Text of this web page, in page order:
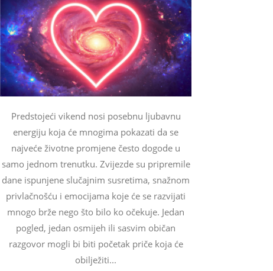
Predstojeći vikend nosi posebnu ljubavnu
energiju koja će mnogima pokazati da se
najveće životne promjene često dogode u
samo jednom trenutku. Zvijezde su pripremile
dane ispunjene slučajnim susretima, snažnom
privlačnošću i emocijama koje će se razvijati
mnogo brže nego što bilo ko očekuje. Jedan
pogled, jedan osmijeh ili sasvim običan
razgovor mogli bi biti početak priče koja će
obilježiti...